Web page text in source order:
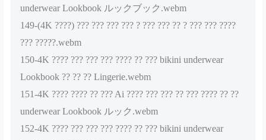
underwear Lookbook ルックブック.webm
149-(4K ????) ??? ??? ??? ??? ? ??? ??? ?? ? ??? ??? ????
??? ?????.webm
150-4K ???? ??? ??? ??? ???? ?? ??? bikini underwear
Lookbook ?? ?? ?? Lingerie.webm
151-4K ???? ???? ?? ??? Ai ???? ??? ??? ?? ??? ???? ?? ??
underwear Lookbook ルック.webm
152-4K ???? ??? ??? ??? ???? ?? ??? bikini underwear